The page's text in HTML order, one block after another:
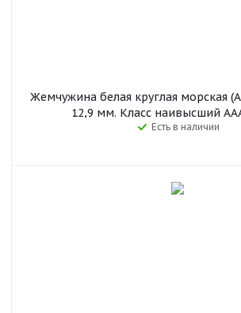
Жемчужина белая круглая морская
12,9 мм. Класс наивысший
Есть в наличии